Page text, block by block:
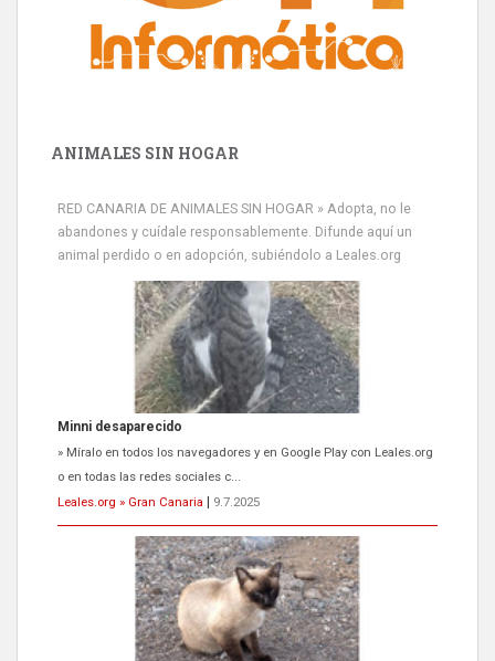
ANIMALES SIN HOGAR
RED CANARIA DE ANIMALES SIN HOGAR » Adopta, no le
abandones y cuídale responsablemente. Difunde aquí un
animal perdido o en adopción, subiéndolo a Leales.org
Siami Perdida
Se llama Siami,es hembra de 4 años,esterilizada con marca de
oreja,cariñosa,mimosa pero miedosa,e...
Leales.org » Gran Canaria
9.7.2025